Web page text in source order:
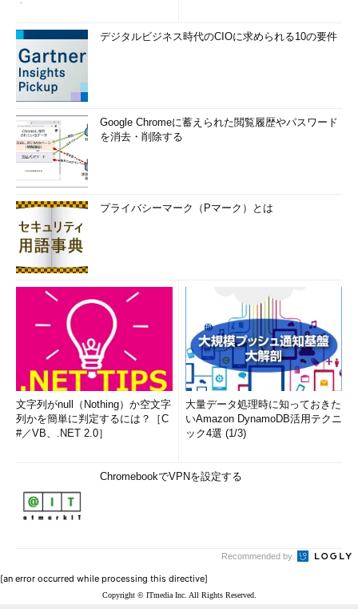
デジタルビジネス時代のCIOに求められる10の要件
Google Chromeに蓄えられた閲覧履歴やパスワード
を消去・削除する
プライバシーマーク（Pマーク）とは
文字列がnull（Nothing）か空文字
列かを簡単に判定するには？［C
#／VB、.NET 2.0］
大量データ処理時に知っておきた
いAmazon DynamoDB活用テクニ
ック4選 (1/3)
ChromebookでVPNを設定する
Recommended by
[an error occurred while processing this directive]
Copyright © ITmedia Inc. All Rights Reserved.